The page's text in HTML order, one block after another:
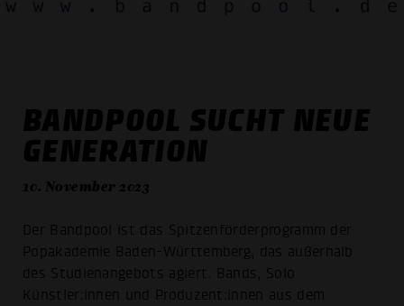
BANDPOOL SUCHT NEUE
GENERATION
10. November 2023
Der Bandpool ist das Spitzenförderprogramm der
Popakademie Baden-Württemberg, das außerhalb
des Studienangebots agiert. Bands, Solo
Künstler:innen und Produzent:innen aus dem